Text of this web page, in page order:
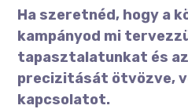
Ha szeretnéd, hogy a
kampányod mi
tapasztalatunkat és
precizitását ötvözve,
kapcsolatot.